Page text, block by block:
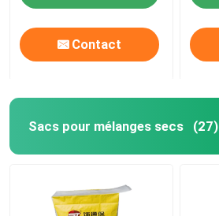
Contact
Sacs pour mélanges secs (27)